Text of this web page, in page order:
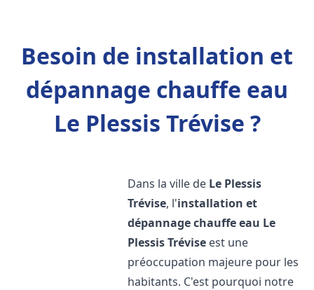
Besoin de installation et
dépannage chauffe eau
Le Plessis Trévise ?
Dans la ville de Le Plessis
Trévise, l'installation et
dépannage chauffe eau Le
Plessis Trévise est une
préoccupation majeure pour les
habitants. C'est pourquoi notre